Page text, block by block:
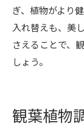
ぎ、植物がより
入れ替えも、美
さえることで、
しょう。
観葉植物